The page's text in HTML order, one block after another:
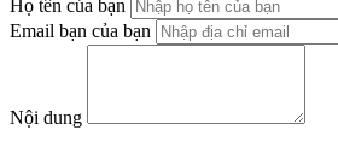
Họ tên của bạn
Email bạn của bạn
Nội dung